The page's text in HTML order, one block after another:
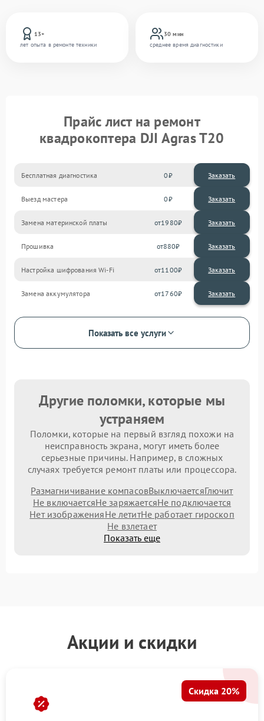
13+
лет опыта в ремонте техники
30 мин
среднее время диагностики
Прайс лист на ремонт
квадрокоптера DJI Agras T20
Бесплатная диагностика 0 Заказать
Выезд мастера 0 Заказать
Замена материнской платы 1980
Прошивка 880
Настройка шифрования Wi-Fi 1100
Замена аккумулятора 1760
Показать все услуги
Другие поломки, которые мы
устраняем
Поломки, которые на первый взгляд похожи на
неисправность экрана, могут иметь более
серьезные причины. Например, в сложных
случаях требуется ремонт платы или процессора.
Размагничивание компасовВыключаетсяГлючит
Не включаетсяНе заряжаетсяНе подключается
Нет изображенияНе летитНе работает гироскоп
Не взлетает
Показать еще
Акции и скидки
Скидка 20%